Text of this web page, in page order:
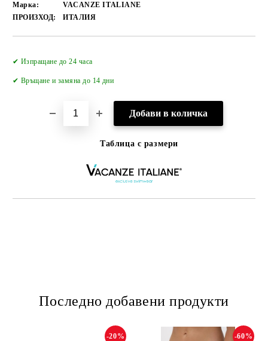
Марка:
VACANZE ITALIANE
ПРОИЗХОД:
ИТАЛИЯ
✔ Изпращане до 24 часа
✔ Връщане и замяна до 14 дни
Таблица с размери
Последно добавени продукти
-20% -60%